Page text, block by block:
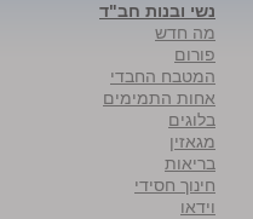
נשי ובנות חב"ד
מה חדש
פורום
המטבח החבדי
אחות התמימים
בלוגים
מגאזין
בריאות
חינוך חסידי
וידאו